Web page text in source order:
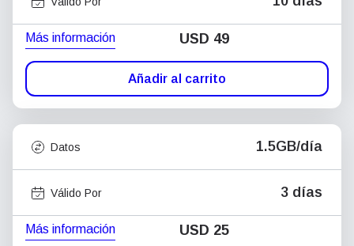
Más información USD 49
Añadir al carrito
Datos 1.5GB/día
Válido Por 3 días
Más información USD 25